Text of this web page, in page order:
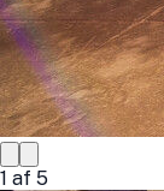
1 af 5